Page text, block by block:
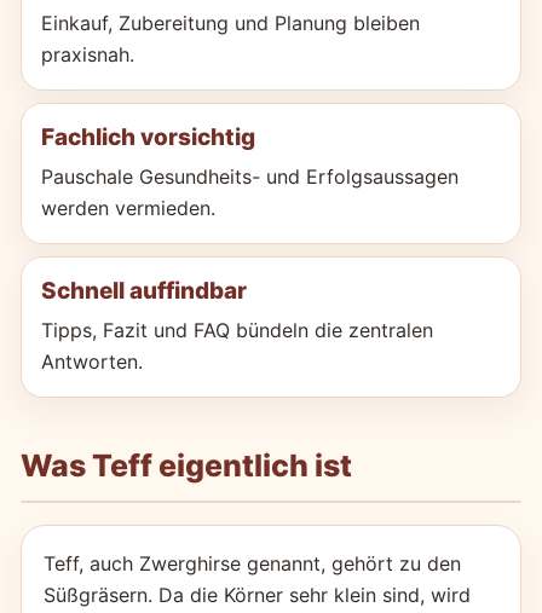
Einkauf, Zubereitung und Planung bleiben
praxisnah.
Fachlich vorsichtig
Pauschale Gesundheits- und Erfolgsaussagen
werden vermieden.
Schnell auffindbar
Tipps, Fazit und FAQ bündeln die zentralen
Antworten.
Was Teff eigentlich ist
Teff, auch Zwerghirse genannt, gehört zu den
Süßgräsern. Da die Körner sehr klein sind, wird